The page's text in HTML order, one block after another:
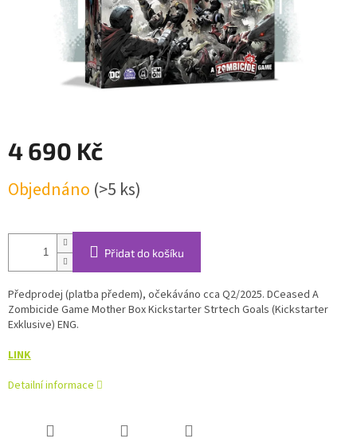
4 690 Kč
cena:
Objednáno (>5 ks)
Přidat do košíku
Předprodej (platba předem), očekáváno cca Q2/2025. DCeased A
Zombicide Game Mother Box Kickstarter Strtech Goals (Kickstarter
Exklusive) ENG.
LINK
Detailní informace